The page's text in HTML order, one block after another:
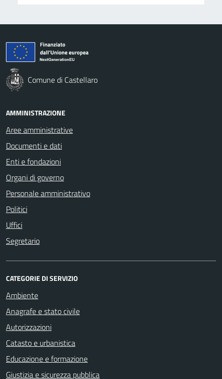
Comune di Castellaro
AMMINISTRAZIONE
Aree amministrative
Documenti e dati
Enti e fondazioni
Organi di governo
Personale amministrativo
Politici
Uffici
Segretario
CATEGORIE DI SERVIZIO
Ambiente
Anagrafe e stato civile
Autorizzazioni
Catasto e urbanistica
Educazione e formazione
Giustizia e sicurezza pubblica